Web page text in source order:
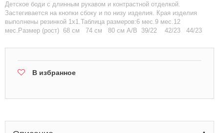
Детское боди с длинным рукавом и контрастной отделкой.
Застегивается на кнопки сбоку и по низу изделия. Края изделия
выполнены резинкой 1х1.Таблица размеров:6 мес.9 мес.12
мес.Размер (рост) 68 см 74 см 80 см A/B 39/22 42/23 44/23
В избранное